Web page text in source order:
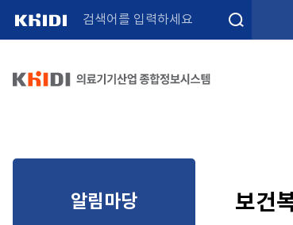
검색
알림마당 보건